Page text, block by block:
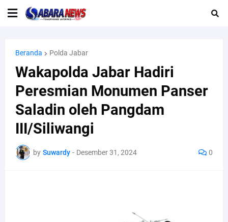
Beranda Polda Jabar
Wakapolda Jabar Hadiri
Peresmian Monumen Panser
Saladin oleh Pangdam
III/Siliwangi
by Suwardy - Desember 31, 2024 0